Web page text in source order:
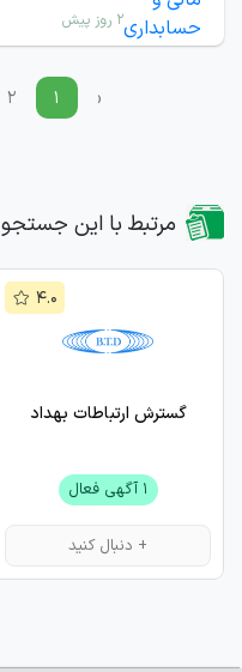
۲ روز پیش
‹ ۱ ۲
مرتبط با این جستجو
گسترش ارتباطات بهداد
۱ آگهی فعال
۴.۰
+ دنبال کنید